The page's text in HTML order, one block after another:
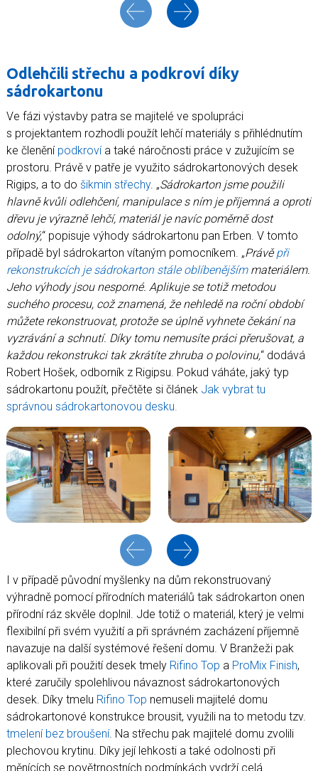
Odlehčili střechu a podkroví díky
sádrokartonu
Ve fázi výstavby patra se majitelé ve spolupráci
s projektantem rozhodli použít lehčí materiály s přihlédnutím
ke členění podkrovía také náročnosti práce v zužujícím se
prostoru. Právě v patře je využito sádrokartonových desek
Rigips, a to do šikmin střechy. „Sádrokarton jsme použili
hlavně kvůli odlehčení, manipulace s ním je příjemná a oproti
dřevu je výrazně lehčí, materiál je navíc poměrně dost
odolný,“ popisuje výhody sádrokartonu pan Erben. V tomto
případě byl sádrokarton vítaným pomocníkem. „Právěpři
rekonstrukcích je sádrokarton stále oblíbenějšímmateriálem.
Jeho výhody jsou nesporné. Aplikuje se totiž metodou
suchého procesu, což znamená, že nehledě na roční období
můžete rekonstruovat, protože se úplně vyhnete čekání na
vyzrávání a schnutí. Díky tomu nemusíte práci přerušovat, a
každou rekonstrukci tak zkrátíte zhruba o polovinu,“ dodává
Robert Hošek, odborník z Rigipsu. Pokud váháte, jaký typ
sádrokartonu použít, přečtěte si článek Jak vybrat tu
správnou sádrokartonovou desku.
I v případě původní myšlenky na dům rekonstruovaný
výhradně pomocí přírodních materiálů tak sádrokarton onen
přírodní ráz skvěle doplnil. Jde totiž o materiál, který je velmi
flexibilní při svém využití a při správném zacházení příjemně
navazuje na další systémové řešení domu. V Branžeži pak
aplikovali při použití desek tmely Rifino Top a ProMix Finish,
které zaručily spolehlivou návaznost sádrokartonových
desek. Díky tmelu Rifino Top nemuseli majitelé domu
sádrokartonové konstrukce brousit, využili na to metodu tzv.
tmelení bez broušení. Na střechu pak majitelé domu zvolili
plechovou krytinu. Díky její lehkosti a také odolnosti při
měnících se povětrnostních podmínkách vydrží celá